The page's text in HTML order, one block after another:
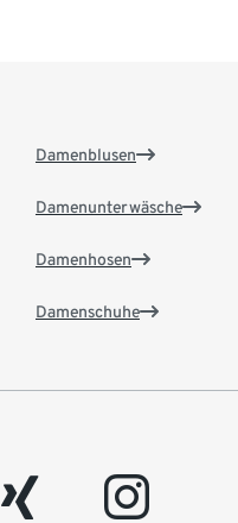
Damenblusen
Damenunterwäsche
Damenhosen
Damenschuhe
xing instagram